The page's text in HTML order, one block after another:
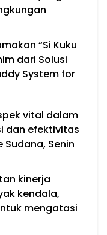
“Si Kuku
dari Solusi
System for
vital dalam
dan efektivitas
Senin
kinerja
kendala,
mengatasi